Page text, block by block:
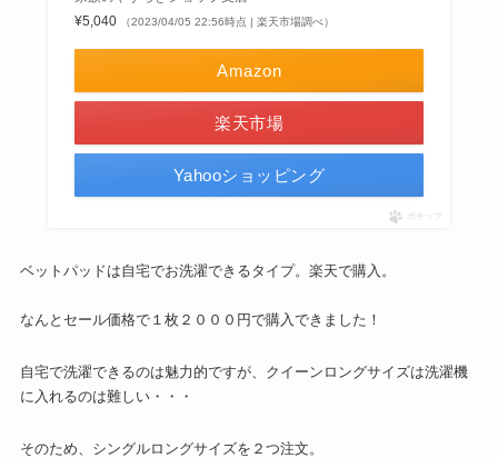
¥5,040
（2023/04/05 22:56時点 | 楽天市場調べ）
Amazon
楽天市場
Yahooショッピング
ポチップ
ベットパッドは自宅でお洗濯できるタイプ。楽天で購入。
なんとセール価格で１枚２０００円で購入できました！
自宅で洗濯できるのは魅力的ですが、クイーンロングサイズは洗濯機
に入れるのは難しい・・・
そのため、シングルロングサイズを２つ注文。